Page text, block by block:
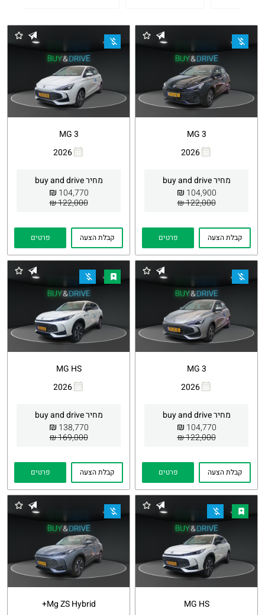
MG 3
2026
מחיר buy and drive
104,900
₪
122,000 ₪
Whatsapp
קבלת הצעה פרטים
MG 3
2026
מחיר buy and drive
104,770
₪
122,000 ₪
Whatsapp
קבלת הצעה פרטים
MG 3
2026
מחיר buy and drive
104,770
₪
122,000 ₪
Whatsapp
קבלת הצעה פרטים
MG HS
2026
מחיר buy and drive
138,770
₪
169,000 ₪
Whatsapp
קבלת הצעה פרטים
MG HS
Mg ZS Hybrid+